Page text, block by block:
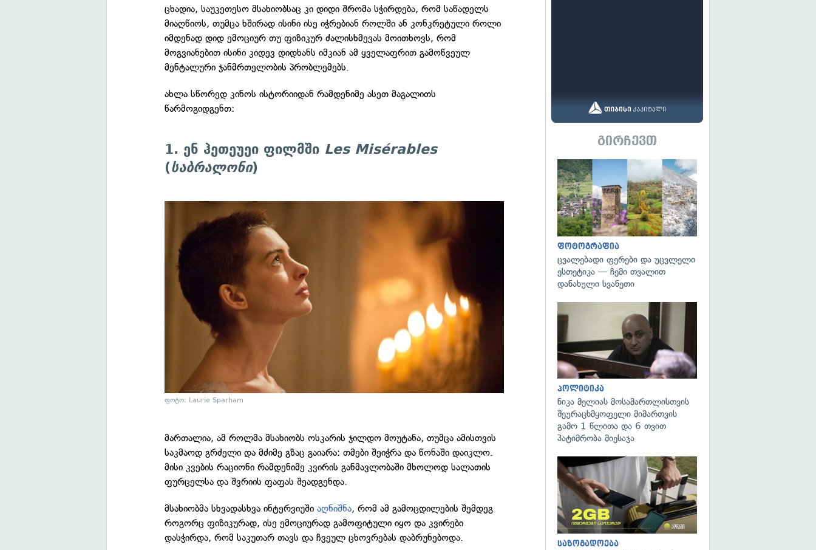
ცხადია, საუკეთესო მსახიობსაც კი დიდი შრომა სჭირდება, რომ საწადელს
მიაღწიოს, თუმცა ხშირად ისინი ისე იჭრებიან როლში ან კონკრეტული როლი
იმდენად დიდ ემოციურ თუ ფიზიკურ ძალისხმევას მოითხოვს, რომ
მოგვიანებით ისინი კიდევ დიდხანს იმკიან ამ ყველაფრით გამოწვეულ
მენტალური ჯანმრთელობის პრობლემებს.
ახლა სწორედ კინოს ისტორიიდან რამდენიმე ასეთ მაგალითს
წარმოგიდგენთ:
1. ენ ჰეთეუეი ფილმში Les Misérables
(საბრალონი)
ფოტო: Laurie Sparham
მართალია, ამ როლმა მსახიობს ოსკარის ჯილდო მოუტანა, თუმცა ამისთვის
საკმაოდ გრძელი და მძიმე გზაც გაიარა: თმები შეიჭრა და წონაში დაიკლო.
მისი კვების რაციონი რამდენიმე კვირის განმავლობაში მხოლოდ სალათის
ფურცელსა და შვრიის ფაფას შეადგენდა.
მსახიობმა სხვადასხვა ინტერვიუშიაღნიშნა, რომ ამ გამოცდილების შემდეგ
როგორც ფიზიკურად, ისე ემოციურად გამოფიტული იყო და კვირები
დასჭირდა, რომ საკუთარ თავს და ჩვეულ ცხოვრებას დაბრუნებოდა.
გირჩევთ
ფოტოგრაფია
ცვალებადი ფერები და უცვლელი
ესთეტიკა — ჩემი თვალით
დანახული სვანეთი
პოლიტიკა
ნიკა მელიას მოსამართლისთვის
შეურაცხმყოფელი მიმართვის
გამო 1 წლითა და 6 თვით
პატიმრობა მიესაჯა
საზოგადოება